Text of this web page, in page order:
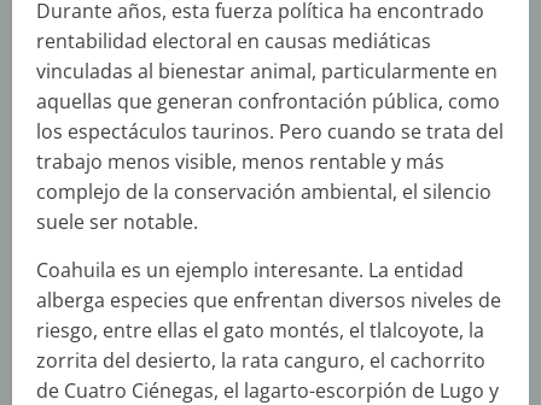
Durante años, esta fuerza política ha encontrado
rentabilidad electoral en causas mediáticas
vinculadas al bienestar animal, particularmente en
aquellas que generan confrontación pública, como
los espectáculos taurinos. Pero cuando se trata del
trabajo menos visible, menos rentable y más
complejo de la conservación ambiental, el silencio
suele ser notable.
Coahuila es un ejemplo interesante. La entidad
alberga especies que enfrentan diversos niveles de
riesgo, entre ellas el gato montés, el tlalcoyote, la
zorrita del desierto, la rata canguro, el cachorrito
de Cuatro Ciénegas, el lagarto-escorpión de Lugo y